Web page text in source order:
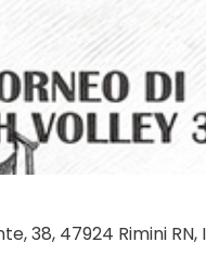
38, 47924 Rimini RN,